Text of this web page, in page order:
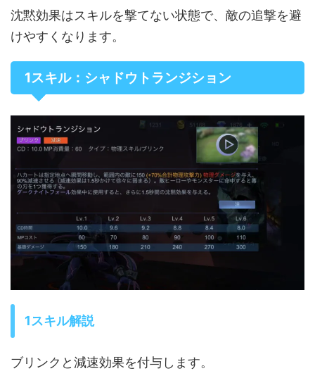
沈黙効果はスキルを撃てない状態で、敵の追撃を避
けやすくなります。
1スキル：シャドウトランジション
1スキル解説
ブリンクと減速効果を付与します。